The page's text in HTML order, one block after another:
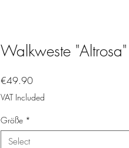
Walkweste "Altrosa"
€49.90Price
VAT Included
Größe *
Select